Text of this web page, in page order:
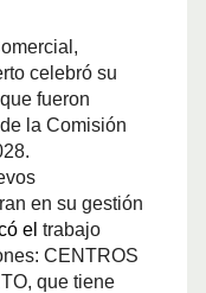
celebró su
fueron
la Comisión
en su gestión
el trabajo
CENTROS
que tiene